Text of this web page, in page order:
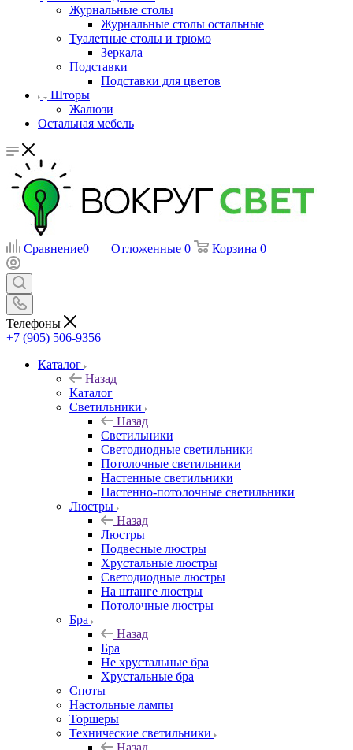
Журнальные столы
Журнальные столы остальные
Туалетные столы и трюмо
Зеркала
Подставки
Подставки для цветов
Шторы
Жалюзи
Остальная мебель
Сравнение0 Отложенные 0 Корзина 0
Телефоны
+7 (905) 506-9356
Каталог
Назад
Каталог
Светильники
Назад
Светильники
Светодиодные светильники
Потолочные светильники
Настенные светильники
Настенно-потолочные светильники
Люстры
Назад
Люстры
Подвесные люстры
Хрустальные люстры
Светодиодные люстры
На штанге люстры
Потолочные люстры
Бра
Назад
Бра
Не хрустальные бра
Хрустальные бра
Споты
Настольные лампы
Торшеры
Технические светильники
Назад